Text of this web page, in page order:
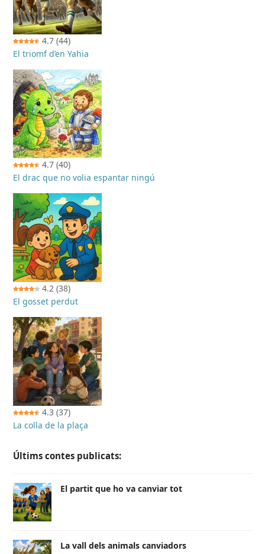
4.7 (44)
El triomf d’en Yahia
4.7 (40)
El drac que no volia espantar ningú
4.2 (38)
El gosset perdut
4.3 (37)
La colla de la plaça
Últims contes publicats:
El partit que ho va canviar tot
La vall dels animals canviadors